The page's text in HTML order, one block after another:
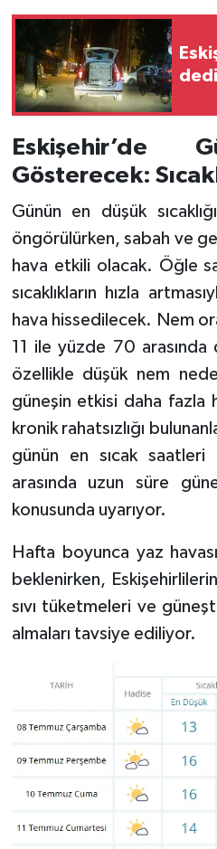
Eskişehir’de
Gösterecek:
Günün en düşük
öngörülürken, sabah ve
hava etkili olacak. Öğle
sıcaklıkların hızla
hava hissedilecek. Nem
11 ile yüzde 70 arasında
özellikle düşük nem
güneşin etkisi daha fazla
kronik rahatsızlığı
günün en sıcak
arasında uzun süre
konusunda uyarıyor.
Hafta boyunca yaz
beklenirken,
sıvı tüketmeleri ve
almaları tavsiye ediliyor.